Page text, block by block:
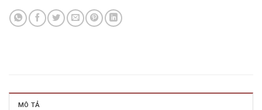
MÔ TẢ